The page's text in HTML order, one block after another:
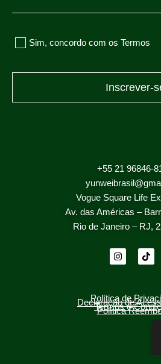
Inscrever-
+55 21 96846-
Vogue Square Life
Av. das Américas –
I
t
a
g
T
t
o
k
Política de
Declaração de
Termos e